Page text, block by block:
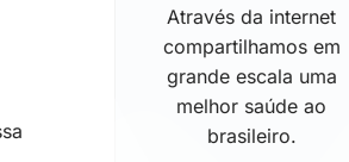
Através da internet
compartilhamos em
grande escala uma
melhor saúde ao
brasileiro.